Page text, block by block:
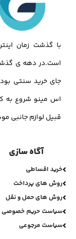
با گذشت زمان
است.در دهه ی
جای خرید سنتی
اس مینو شروع به
قبیل لوازم جانبی
آگاه سازی
خرید اقساطی
روش های پرداخت
روش های حمل و نقل
سیاست حریم خصوصی
سیاست مرجوعی